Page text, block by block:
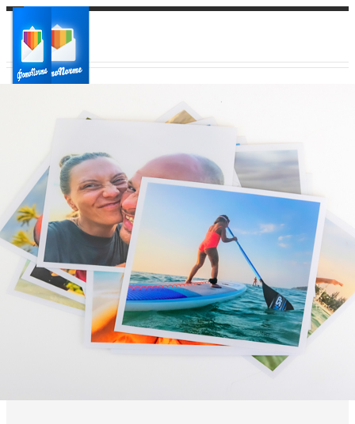
Ваш регион доставки
Выберите из списка: